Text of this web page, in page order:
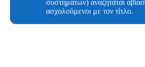
συστημάτων) αναζητάται
ασχολούμενοι με τον τίτλο.